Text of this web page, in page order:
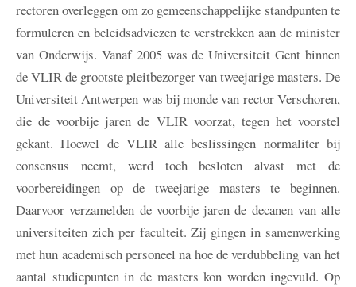
rectoren overleggen om zo gemeenschappelijke standpunten te
formuleren en beleidsadviezen te verstrekken aan de minister
van Onderwijs. Vanaf 2005 was de Universiteit Gent binnen
de VLIR de grootste pleitbezorger van tweejarige masters. De
Universiteit Antwerpen was bij monde van rector Verschoren,
die de voorbije jaren de VLIR voorzat, tegen het voorstel
gekant. Hoewel de VLIR alle beslissingen normaliter bij
consensus neemt, werd toch besloten alvast met de
voorbereidingen op de tweejarige masters te beginnen.
Daarvoor verzamelden de voorbije jaren de decanen van alle
universiteiten zich per faculteit. Zij gingen in samenwerking
met hun academisch personeel na hoe de verdubbeling van het
aantal studiepunten in de masters kon worden ingevuld. Op